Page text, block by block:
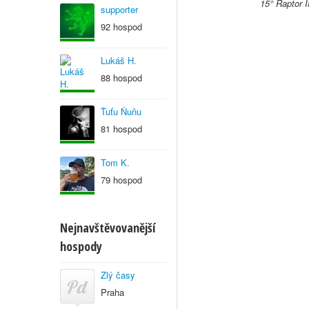
supporter
92 hospod
Lukáš H.
88 hospod
Ťuťu Ňuňu
81 hospod
Tom K.
79 hospod
Nejnavštěvovanější
hospody
Zlý časy
Praha
15° Raptor